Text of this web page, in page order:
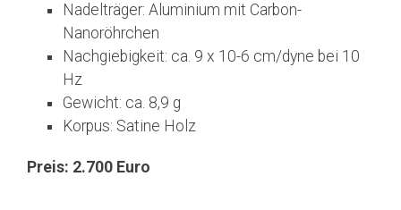
Nadelträger: Aluminium mit Carbon-
Nanoröhrchen
Nachgiebigkeit: ca. 9 x 10-6 cm/dyne bei 10
Hz
Gewicht: ca. 8,9 g
Korpus: Satine Holz
Preis: 2.700 Euro